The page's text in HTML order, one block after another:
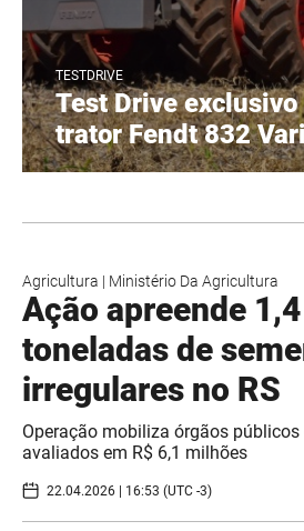
TESTDRIVE
Test Drive exclusivo
trator Fendt 832
Agricultura | Ministério Da Agricultura
Ação apreende 1,4
toneladas de
irregulares no RS
Operação mobiliza órgãos
avaliados em R$ 6,1 milhões
22.04.2026 | 16:53 (UTC -3)